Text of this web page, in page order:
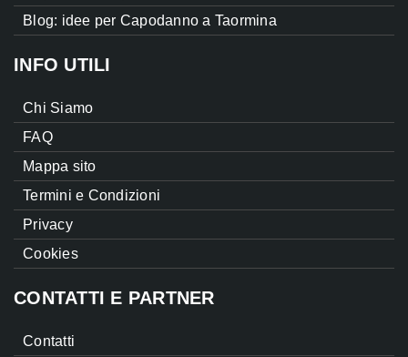
Blog: idee per Capodanno a Taormina
INFO UTILI
Chi Siamo
FAQ
Mappa sito
Termini e Condizioni
Privacy
Cookies
CONTATTI E PARTNER
Contatti